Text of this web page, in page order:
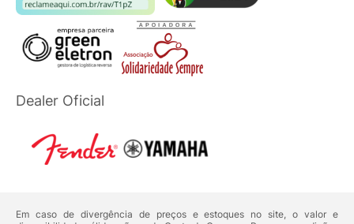
Dealer Oficial
Em caso de divergência de preços e estoques no site, o valor e